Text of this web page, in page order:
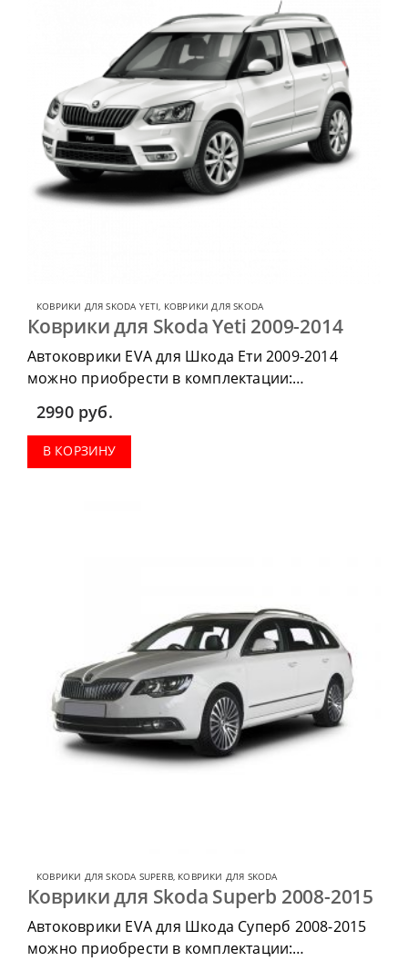
КОВРИКИ ДЛЯ SKODA YETI, КОВРИКИ ДЛЯ SKODA
Коврики для Skoda Yeti 2009-2014
Автоковрики EVA для Шкода Ети 2009-2014
можно приобрести в комплектации:
коврики в салон, коврик в багажник.
2990 руб.
В КОРЗИНУ
КОВРИКИ ДЛЯ SKODA SUPERB, КОВРИКИ ДЛЯ SKODA
Коврики для Skoda Superb 2008-2015
Автоковрики EVA для Шкода Суперб 2008-2015
можно приобрести в комплектации: